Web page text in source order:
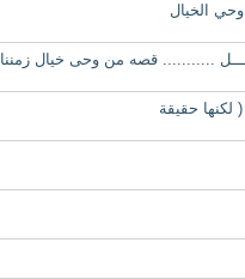
الخيال
........... قصه من وحى خيال زمننا
حقيقة